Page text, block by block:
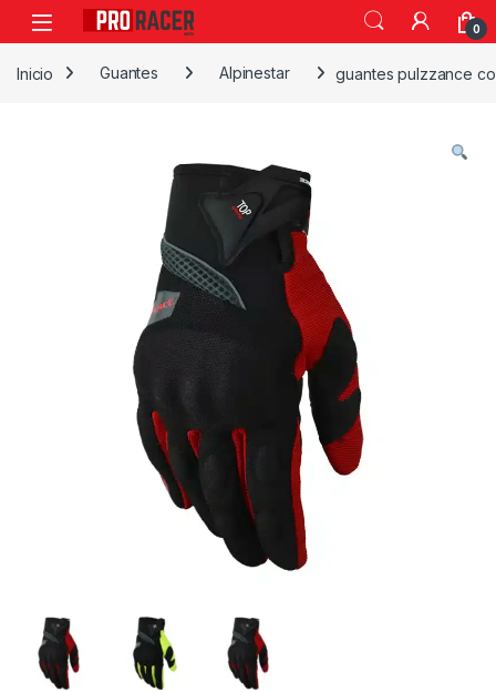
0
Inicio Guantes Alpinestar guantes pulzzance